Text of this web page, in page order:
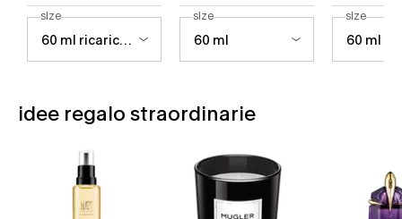
seleziona un
sizeper alien eau de parfum seleziona un
sizeper alien hypersense eau de parfum
seleziona
sizeper
idee regalo straordinarie